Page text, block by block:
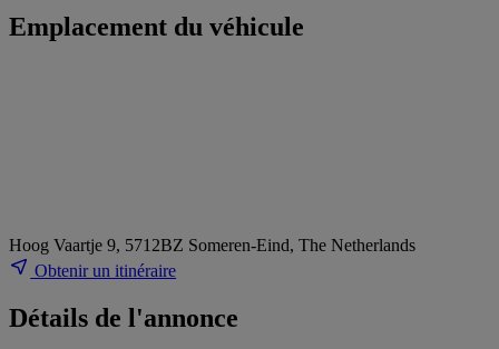
Emplacement du véhicule
Hoog Vaartje 9, 5712BZ Someren-Eind, The Netherlands
Obtenir un itinéraire
Détails de l'annonce